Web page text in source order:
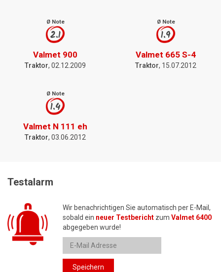
Ø Note
2.1
Valmet 900
Traktor, 02.12.2009
Ø Note
1.9
Valmet 665 S-4
Traktor, 15.07.2012
Ø Note
1.4
Valmet N 111 eh
Traktor, 03.06.2012
Testalarm
Wir benachrichtigen Sie automatisch per E-Mail,
sobald ein neuer Testbericht zum Valmet 6400
abgegeben wurde!
Speichern